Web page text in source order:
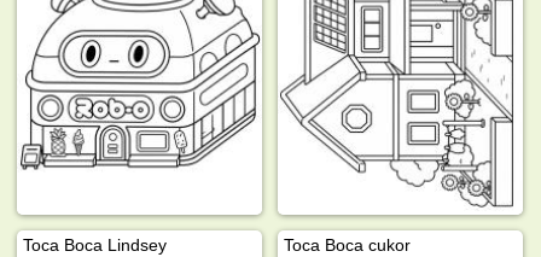
Toca Boca Lindsey Toca Boca cukor